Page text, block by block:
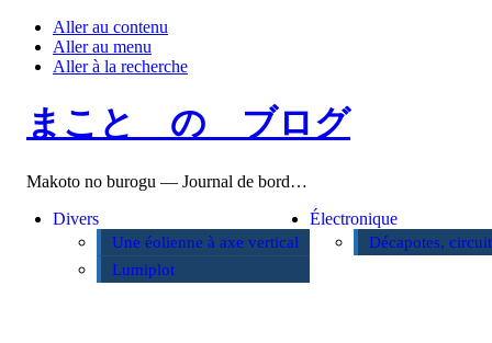
Aller au contenu
Aller au menu
Aller à la recherche
まこと の ブログ
Makoto no burogu — Journal de bord…
Divers
Une éolienne à axe vertical
Lumiplot
Électronique
Décapotes,